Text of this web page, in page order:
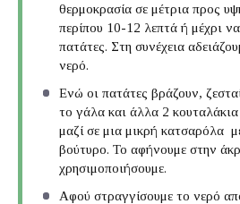
θερμοκρασία σε μέτρια προς
περίπου 10-12 λεπτά ή μέχρι
πατάτες. Στη συνέχεια
νερό.
Ενώ οι πατάτες βράζουν,
το γάλα και άλλα 2
μαζί σε μια μικρή κατσαρόλα
βούτυρο. Το αφήνουμε στην
χρησιμοποιήσουμε.
Αφού στραγγίσουμε το νερό